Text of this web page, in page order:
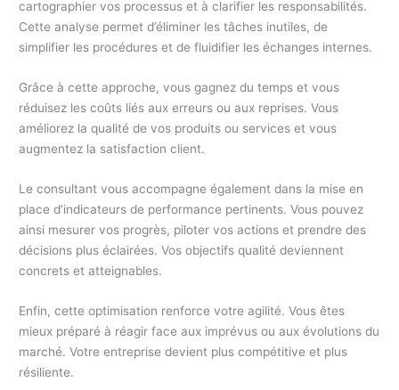
cartographier vos processus et à clarifier les responsabilités.
Cette analyse permet d’éliminer les tâches inutiles, de
simplifier les procédures et de fluidifier les échanges internes.
Grâce à cette approche, vous gagnez du temps et vous
réduisez les coûts liés aux erreurs ou aux reprises. Vous
améliorez la qualité de vos produits ou services et vous
augmentez la satisfaction client.
Le consultant vous accompagne également dans la mise en
place d’indicateurs de performance pertinents. Vous pouvez
ainsi mesurer vos progrès, piloter vos actions et prendre des
décisions plus éclairées. Vos objectifs qualité deviennent
concrets et atteignables.
Enfin, cette optimisation renforce votre agilité. Vous êtes
mieux préparé à réagir face aux imprévus ou aux évolutions du
marché. Votre entreprise devient plus compétitive et plus
résiliente.